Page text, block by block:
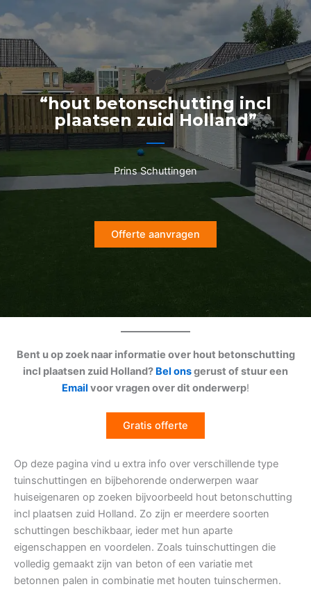
naar
de
inhoud
“hout betonschutting incl
plaatsen zuid Holland”
Prins Schuttingen
Offerte aanvragen
Bent u op zoek naar informatie over hout betonschutting
incl plaatsen zuid Holland? Bel onsgerust of stuur een
Email voor vragen over dit onderwerp!
Gratis offerte
Op deze pagina vind u extra info over verschillende type
tuinschuttingen en bijbehorende onderwerpen waar
huiseigenaren op zoeken bijvoorbeeld hout betonschutting
incl plaatsen zuid Holland. Zo zijn er meerdere soorten
schuttingen beschikbaar, ieder met hun aparte
eigenschappen en voordelen. Zoals tuinschuttingen die
volledig gemaakt zijn van beton of een variatie met
betonnen palen in combinatie met houten tuinschermen.